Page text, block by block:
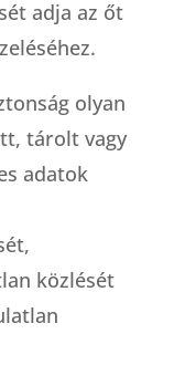
adja az őt
olyan
tárolt vagy
adatok
közlését